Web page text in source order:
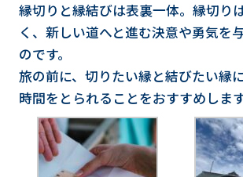
縁切りと縁結びは表裏一体。縁切り
く、新しい道へと進む決意や勇気を
のです。
旅の前に、切りたい縁と結びたい縁
時間をとられることをおすすめします